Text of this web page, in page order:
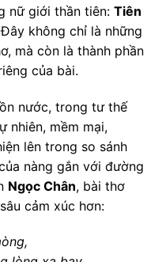
nữ giới thần tiên: Tiên
không chỉ là những
mà còn là thành phần
của bài.
nước, trong tư thế
nhiên, mềm mại,
lên trong so sánh
nàng gắn với đường
Ngọc Chân, bài thơ
cảm xúc hơn: